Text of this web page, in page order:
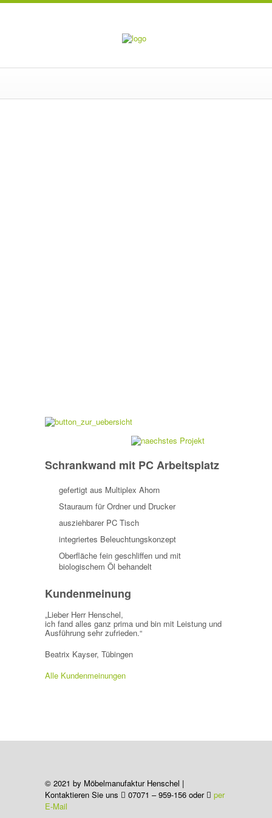
Schrankwand mit PC Arbeitsplatz
gefertigt aus Multiplex Ahorn
Stauraum für Ordner und Drucker
ausziehbarer PC Tisch
integriertes Beleuchtungskonzept
Oberfläche fein geschliffen und mit
biologischem Öl behandelt
Kundenmeinung
„Lieber Herr Henschel,
ich fand alles ganz prima und bin mit Leistung und
Ausführung sehr zufrieden.“
Beatrix Kayser, Tübingen
Alle Kundenmeinungen
© 2021 by Möbelmanufaktur Henschel |
Kontaktieren Sie uns
07071 – 959-156 oder
per
E-Mail